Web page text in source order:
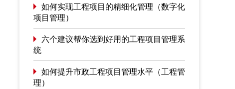
如何实现工程项目的精细化管理（数字化
项目管理）
六个建议帮你选到好用的工程项目管理系
统
如何提升市政工程项目管理水平（工程管
理）